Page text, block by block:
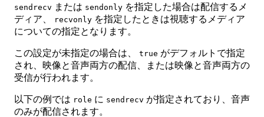
sendrecv または sendonly を指定した場合は配信するメ
ディア、
recvonly を指定したときは視聴するメディア
についての指定となります。
この設定が未指定の場合は、 true がデフォルトで指定
され、映像と音声両方の配信、または映像と音声両方の
受信が行われます。
以下の例では role に sendrecv が指定されており、音声
のみが配信されます。